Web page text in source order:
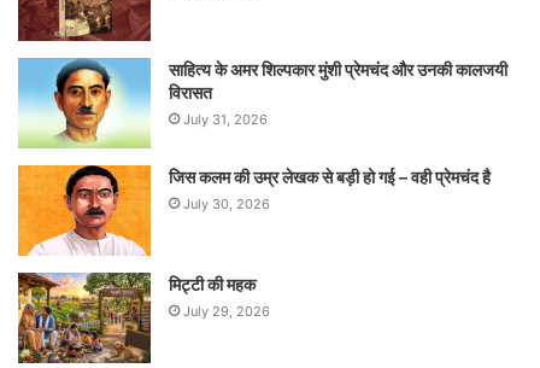
साहित्य के अमर शिल्पकार मुंशी प्रेमचंद और उनकी कालजयी
विरासत
July 31, 2026
जिस कलम की उम्र लेखक से बड़ी हो गई – वही प्रेमचंद है
July 30, 2026
मिट्टी की महक
July 29, 2026